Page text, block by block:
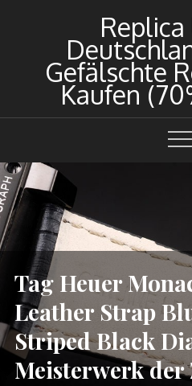
Gefälschte
Kaufen
Tag Heuer
Leather Strap
Striped Black
Meisterwerk der